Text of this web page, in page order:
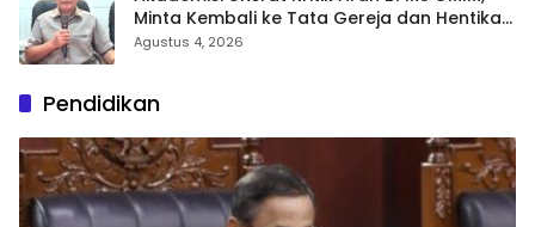
Minta Kembali ke Tata Gereja dan Hentikan
Polarisasi
Agustus 4, 2026
Pendidikan